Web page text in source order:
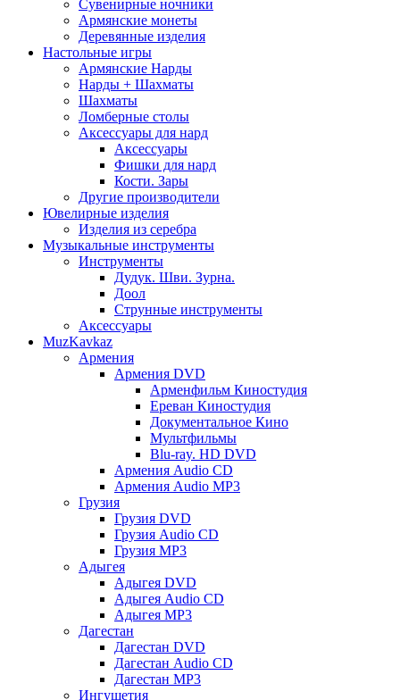
Сувенирные ночники
Армянские монеты
Деревянные изделия
Настольные игры
Армянские Нарды
Нарды + Шахматы
Шахматы
Ломберные столы
Аксессуары для нард
Аксессуары
Фишки для нард
Кости. Зары
Другие производители
Ювелирные изделия
Изделия из серебра
Музыкальные инструменты
Инструменты
Дудук. Шви. Зурна.
Доол
Струнные инструменты
Аксессуары
MuzKavkaz
Армения
Армения DVD
Арменфильм Киностудия
Ереван Киностудия
Документальное Кино
Мультфильмы
Blu-ray. HD DVD
Армения Audio CD
Армения Audio MP3
Грузия
Грузия DVD
Грузия Audio CD
Грузия MP3
Адыгея
Адыгея DVD
Адыгея Audio CD
Адыгея MP3
Дагестан
Дагестан DVD
Дагестан Audio CD
Дагестан MP3
Ингушетия